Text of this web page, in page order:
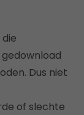
Dus niet
of slechte